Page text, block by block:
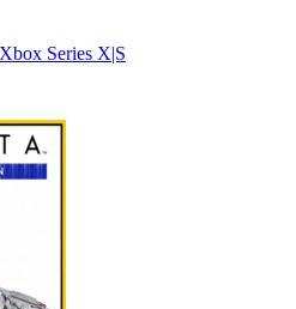
Series X|S